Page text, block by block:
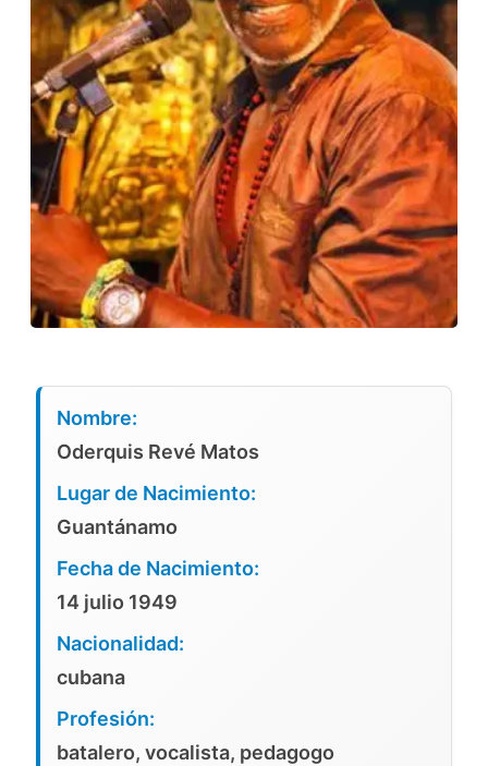
Nombre:
Oderquis Revé Matos
Lugar de Nacimiento:
Guantánamo
Fecha de Nacimiento:
14 julio 1949
Nacionalidad:
cubana
Profesión:
batalero, vocalista, pedagogo